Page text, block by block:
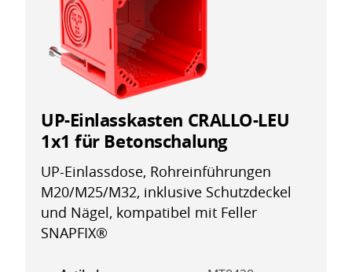
UP-Einlasskasten CRALLO-LEU
1x1 für Betonschalung
UP-Einlassdose, Rohreinführungen
M20/M25/M32, inklusive Schutzdeckel
und Nägel, kompatibel mit Feller
SNAPFIX®